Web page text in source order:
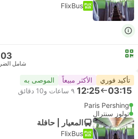
FlixBus
شامل
تأكيد فوري الأكثر مبيعاً الموصى به
03:15
12:25 ٩ ساعات و‫10 دقائق
Paris Pershing
تولوز سنترال
المعيار | حافلة
FlixBus